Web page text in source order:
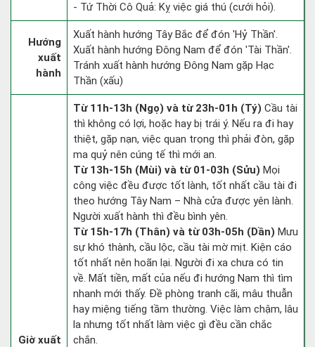
- Tứ Thời Cô Quả: Kỵ việc giá thú (cưới hỏi).
Hướng
xuất
hành
Xuất hành hướng Tây Bắc để đón 'Hỷ Thần'.
Xuất hành hướng Đông Nam để đón 'Tài Thần'.
Tránh xuất hành hướng Đông Nam gặp Hạc
Thần (xấu)
Giờ xuất
Từ 11h-13h (Ngọ) và từ 23h-01h (Tý) Cầu tài
thì không có lợi, hoặc hay bị trái ý. Nếu ra đi hay
thiệt, gặp nạn, việc quan trọng thì phải đòn, gặp
ma quỷ nên cúng tế thì mới an.
Từ 13h-15h (Mùi) và từ 01-03h (Sửu) Mọi
công việc đều được tốt lành, tốt nhất cầu tài đi
theo hướng Tây Nam – Nhà cửa được yên lành.
Người xuất hành thì đều bình yên.
Từ 15h-17h (Thân) và từ 03h-05h (Dần) Mưu
sự khó thành, cầu lộc, cầu tài mờ mịt. Kiện cáo
tốt nhất nên hoãn lại. Người đi xa chưa có tin
về. Mất tiền, mất của nếu đi hướng Nam thì tìm
nhanh mới thấy. Đề phòng tranh cãi, mâu thuẫn
hay miệng tiếng tầm thường. Việc làm chậm, lâu
la nhưng tốt nhất làm việc gì đều cần chắc
chắn.